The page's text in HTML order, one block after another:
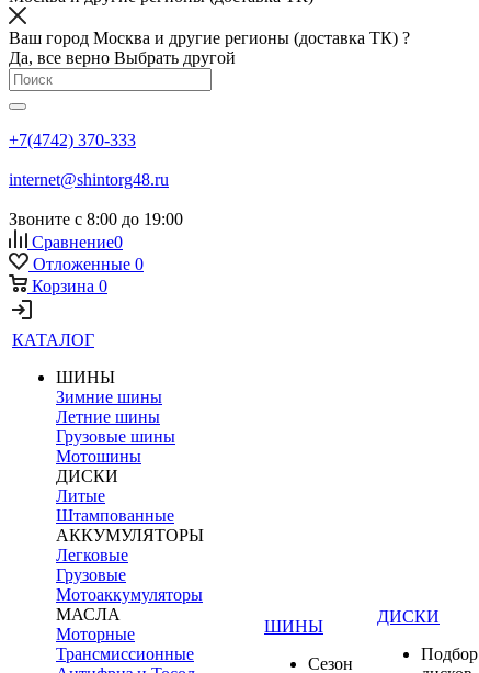
Ваш город Москва и другие регионы (доставка ТК) ?
Да, все верно Выбрать другой
+7(4742) 370-333
internet@shintorg48.ru
Звоните с 8:00 до 19:00
Сравнение0
Отложенные 0
Корзина 0
КАТАЛОГ
ШИНЫ
Зимние шины
Летние шины
Грузовые шины
Мотошины
ДИСКИ
Литые
Штампованные
АККУМУЛЯТОРЫ
Легковые
Грузовые
Мотоаккумуляторы
МАСЛА
Моторные
Трансмиссионные
ШИНЫ
Сезон
ДИСКИ
Подбор